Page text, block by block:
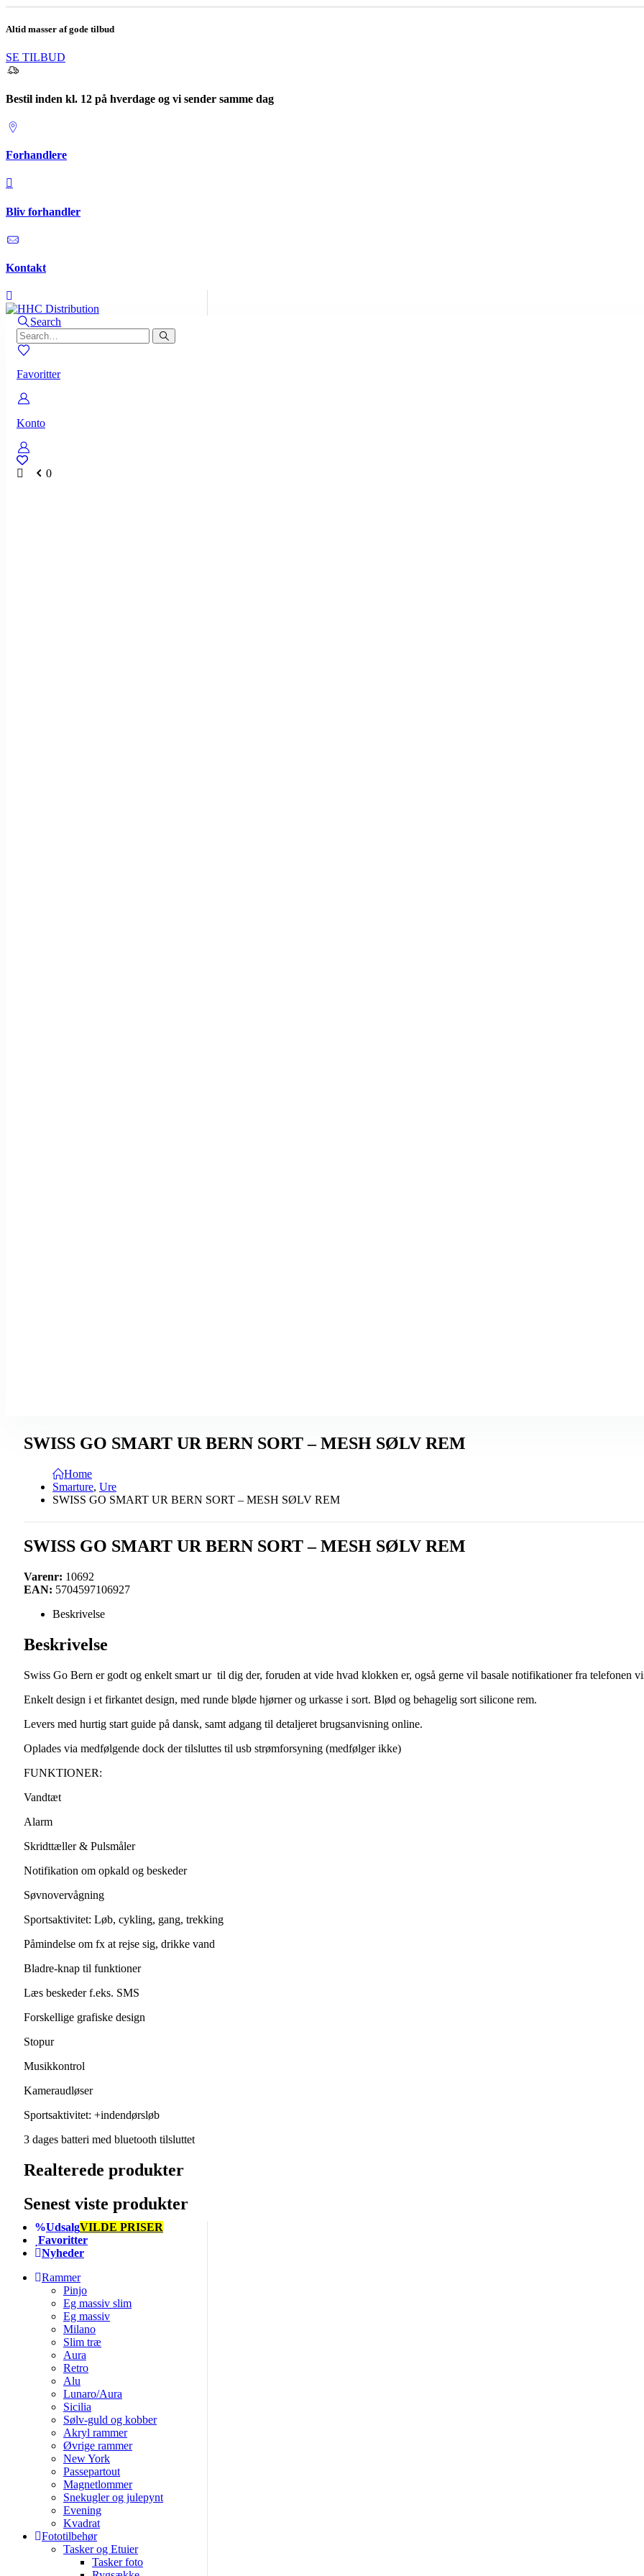
Altid masser af gode tilbud
SE TILBUD
Bestil inden kl. 12 på hverdage og vi sender samme dag
Forhandlere
Bliv forhandler
Kontakt
Search
Favoritter
Konto
0
SWISS GO SMART UR BERN SORT – MESH SØLV REM
Home
Smarture, Ure
SWISS GO SMART UR BERN SORT – MESH SØLV REM
SWISS GO SMART UR BERN SORT – MESH SØLV REM
Varenr: 10692
EAN: 5704597106927
Beskrivelse
Beskrivelse
Swiss Go Bern er godt og enkelt smart ur til dig der, foruden at vide hvad klokken er, også gerne vil basale notifikationer fra telefonen
Enkelt design i et firkantet design, med runde bløde hjørner og urkasse i sort. Blød og behagelig sort silicone rem.
Levers med hurtig start guide på dansk, samt adgang til detaljeret brugsanvisning online.
Oplades via medfølgende dock der tilsluttes til usb strømforsyning (medfølger ikke)
FUNKTIONER:
Vandtæt
Alarm
Skridttæller & Pulsmåler
Notifikation om opkald og beskeder
Søvnovervågning
Sportsaktivitet: Løb, cykling, gang, trekking
Påmindelse om fx at rejse sig, drikke vand
Bladre-knap til funktioner
Læs beskeder f.eks. SMS
Forskellige grafiske design
Stopur
Musikkontrol
Kameraudløser
Sportsaktivitet: +indendørsløb
3 dages batteri med bluetooth tilsluttet
Realterede produkter
Senest viste produkter
UdsalgVILDE PRISER
Favoritter
Nyheder
Rammer
Pinjo
Eg massiv slim
Eg massiv
Milano
Slim træ
Aura
Retro
Alu
Lunaro/Aura
Sicilia
Sølv-guld og kobber
Akryl rammer
Øvrige rammer
New York
Passepartout
Magnetlommer
Snekugler og julepynt
Evening
Kvadrat
Fototilbehør
Tasker og Etuier
Tasker foto